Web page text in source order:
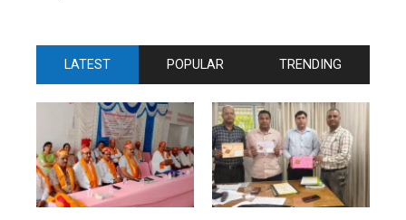
LATEST POPULAR TRENDING